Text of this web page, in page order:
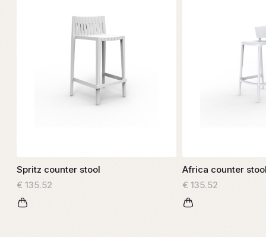
Spritz counter stool
€ 135.52
Africa counter
€ 135.52